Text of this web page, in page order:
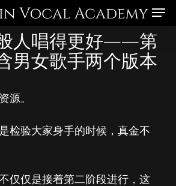
人唱得更好——第
男女歌手两个版本
源。
检验大家身手的时候，真金不
仅仅是接着第二阶段进行，这
Menu